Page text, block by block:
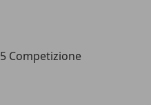
Competizione